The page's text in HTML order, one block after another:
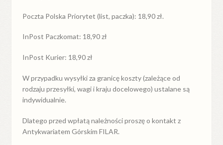
Poczta Polska Priorytet (list, paczka): 18,90 zł.
InPost Paczkomat: 18,90 zł
InPost Kurier: 18,90 zł
W przypadkuwysyłkiza granicękoszty (zależące od
rodzaju przesyłki, wagi i kraju docelowego) ustalane są
indywidualnie.
Dlatego przed wpłatą należności proszę o kontakt z
Antykwariatem Górskim FILAR.